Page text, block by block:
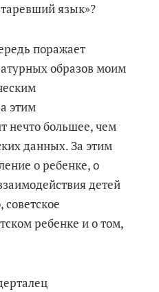
язык»?
поражает
образов моим
этим
нечто большее, чем
данных. За этим
о ребенке, о
детей
ребенке и о том,